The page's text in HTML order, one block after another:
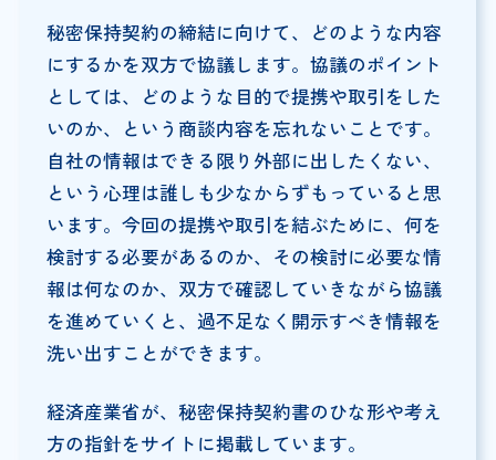
秘密保持契約の締結に向けて、どのような内容
にするかを双方で協議します。協議のポイント
としては、どのような目的で提携や取引をした
いのか、という商談内容を忘れないことです。
自社の情報はできる限り外部に出したくない、
という心理は誰しも少なからずもっていると思
います。今回の提携や取引を結ぶために、何を
検討する必要があるのか、その検討に必要な情
報は何なのか、双方で確認していきながら協議
を進めていくと、過不足なく開示すべき情報を
洗い出すことができます。
経済産業省が、秘密保持契約書のひな形や考え
方の指針をサイトに掲載しています。